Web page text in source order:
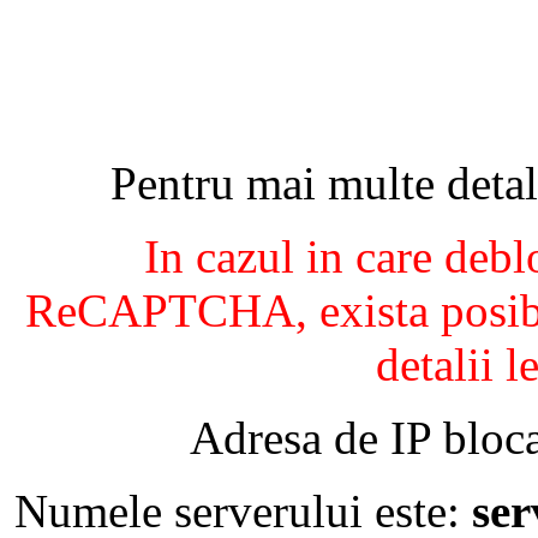
Pentru mai multe
In cazul in care
ReCAPTCHA, exista
detalii
Adresa de IP
Numele serverului este: